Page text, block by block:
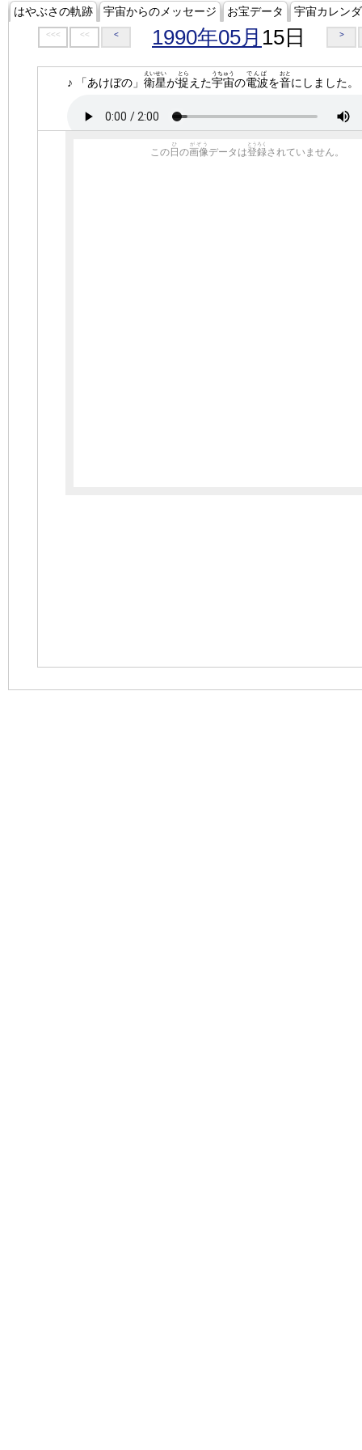
はやぶさの軌跡 宇宙からのメッセージ お宝データ 宇宙カレン
<<< << < 1990年05月 15日 >
♪ 「あけぼの」 衛星
えいせい
が捉
とら
えた宇宙
うちゅう
の電波
でんぱ
を音
おと
にしました。
この 日
ひ
の画像
がぞう
データは登録
とうろく
されていません。